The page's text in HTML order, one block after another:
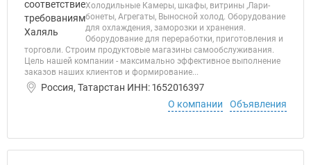
Холодильные Камеры, шкафы, витрины ,Лари-
бонеты, Агрегаты, Выносной холод. Оборудование
для охлаждения, заморозки и хранения.
Оборудование для переработки, приготовления и
торговли. Строим продуктовые магазины самообслуживания.
Цель нашей компании - максимально эффективное выполнение
заказов наших клиентов и формирование...
Россия, Татарстан ИНН: 1652016397
О компании
Объявления